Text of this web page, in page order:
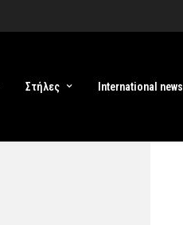
Στήλες International news